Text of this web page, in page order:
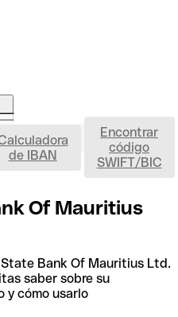
de IBAN
Encontrar
código
SWIFT/BIC
Of Mauritius
Bank Of Mauritius Ltd.
saber sobre su
y cómo usarlo